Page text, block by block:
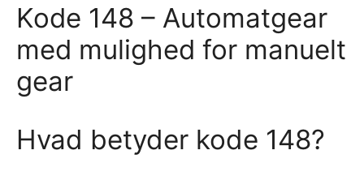
Kode 148 – Automatgear
med mulighed for manuelt
gear
Hvad betyder kode 148?